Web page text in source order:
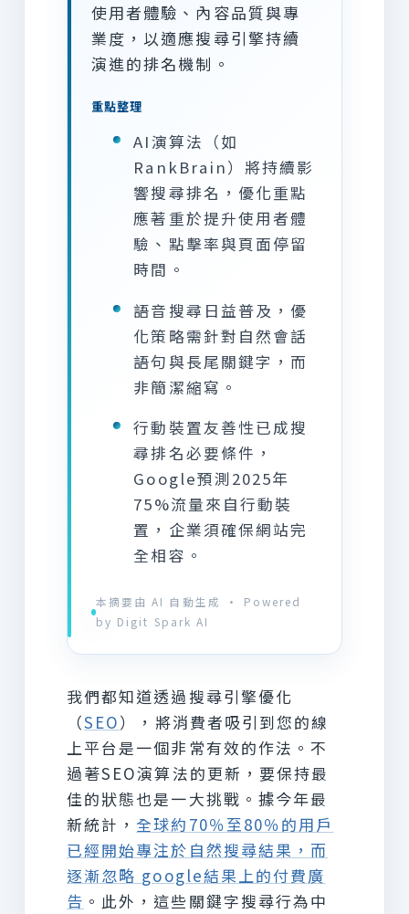
使用者體驗、內容品質與專
業度，以適應搜尋引擎持續
演進的排名機制。
重點整理
AI演算法（如
RankBrain）將持續影
響搜尋排名，優化重點
應著重於提升使用者體
驗、點擊率與頁面停留
時間。
語音搜尋日益普及，優
化策略需針對自然會話
語句與長尾關鍵字，而
非簡潔縮寫。
行動裝置友善性已成搜
尋排名必要條件，
Google預測2025年
75%流量來自行動裝
置，企業須確保網站完
全相容。
本摘要由 AI 自動生成 · Powered
by Digit Spark AI
我們都知道透過搜尋引擎優化
（SEO），將消費者吸引到您的線
上平台是一個非常有效的作法。不
過著SEO演算法的更新，要保持最
佳的狀態也是一大挑戰。據今年最
新統計， 全球約70％至80％的用戶
已經開始專注於自然搜尋結果，而
逐漸忽略 google結果上的付費廣
告 。此外，這些關鍵字搜尋行為中